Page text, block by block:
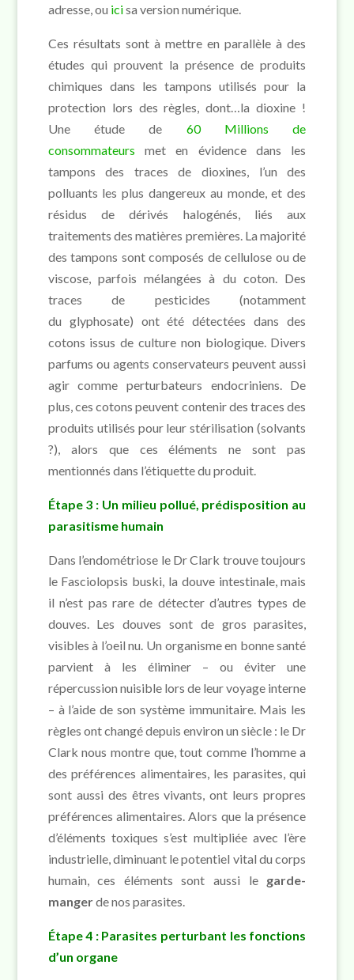
adresse, ou icisa version numérique.
Ces résultats sont à mettre en parallèle à des
études qui prouvent la présence de produits
chimiques dans les tampons utilisés pour la
protection lors des règles, dont…la dioxine !
Une étude de 60 Millions de
consommateurs met en évidence dans les
tampons des traces de dioxines, l’un des
polluants les plus dangereux au monde, et des
résidus de dérivés halogénés, liés aux
traitements des matières premières. La majorité
des tampons sont composés de cellulose ou de
viscose, parfois mélangées à du coton. Des
traces de pesticides (notamment
du glyphosate) ont été détectées dans des
cotons issus de culture non biologique. Divers
parfums ou agents conservateurs peuvent aussi
agir comme perturbateurs endocriniens. De
plus, ces cotons peuvent contenir des traces des
produits utilisés pour leur stérilisation (solvants
?), alors que ces éléments ne sont pas
mentionnés dans l’étiquette du produit.
Étape 3 : Un milieu pollué, prédisposition au
parasitisme humain
Dans l’endométriose le Dr Clark trouve toujours
le Fasciolopsis buski, la douve intestinale, mais
il n’est pas rare de détecter d’autres types de
douves. Les douves sont de gros parasites,
visibles à l’oeil nu. Un organisme en bonne santé
parvient à les éliminer – ou éviter une
répercussion nuisible lors de leur voyage interne
– à l’aide de son système immunitaire. Mais les
règles ont changé depuis environ un siècle : le Dr
Clark nous montre que, tout comme l’homme a
des préférences alimentaires, les parasites, qui
sont aussi des êtres vivants, ont leurs propres
préférences alimentaires. Alors que la présence
d’éléments toxiques s’est multipliée avec l’ère
industrielle, diminuant le potentiel vital du corps
humain, ces éléments sont aussi le garde-
mangerde nos parasites.
Étape 4 : Parasites perturbant les fonctions
d’un organe